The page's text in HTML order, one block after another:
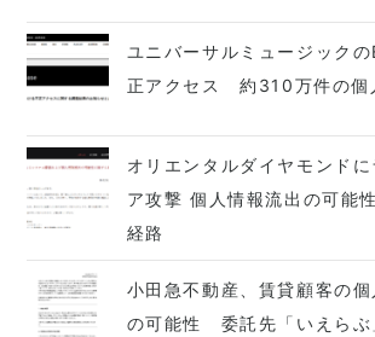
ユニバーサルミュージック
正アクセス 約310万件の個
オリエンタルダイヤモンドに
ア攻撃 個人情報流出の可能
経路
小田急不動産、賃貸顧客の個
の可能性 委託先「いえらぶ